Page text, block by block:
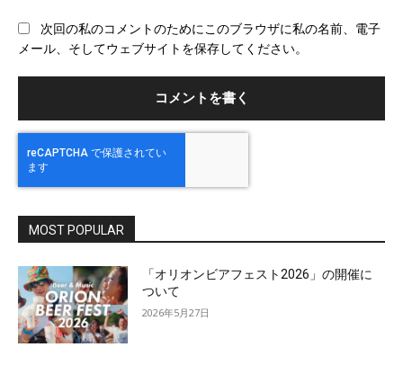
次回の私のコメントのためにこのブラウザに私の名前、電子
メール、そしてウェブサイトを保存してください。
MOST POPULAR
「オリオンビアフェスト2026」の開催に
ついて
2026年5月27日